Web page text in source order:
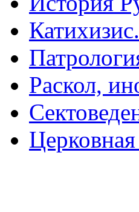
Раскол,